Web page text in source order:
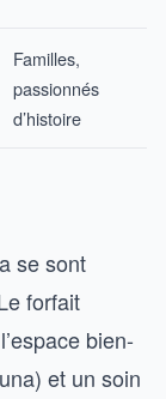
Familles,
passionnés
d’histoire
se sont
forfait
bien-
et un soin